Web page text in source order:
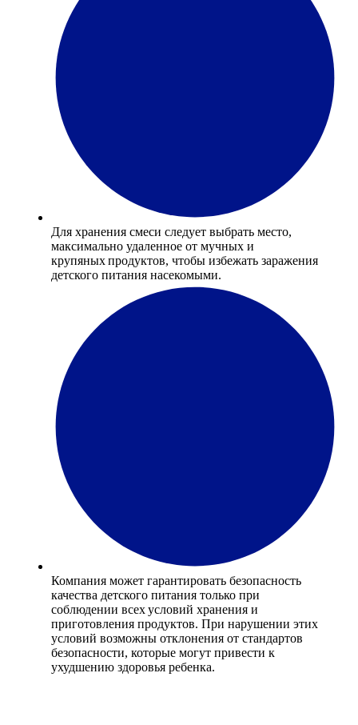
Для хранения смеси следует выбрать место,
максимально удаленное от мучных и
крупяных продуктов, чтобы избежать заражения
детского питания насекомыми.
Компания может гарантировать безопасность
качества детского питания только при
соблюдении всех условий хранения и
приготовления продуктов. При нарушении этих
условий возможны отклонения от стандартов
безопасности, которые могут привести к
ухудшению здоровья ребенка.